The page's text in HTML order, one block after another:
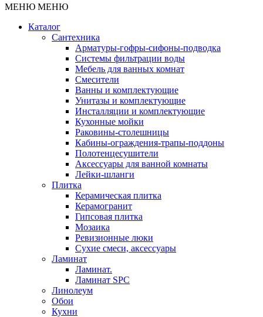
МЕНЮ МЕНЮ
Каталог
Сантехника
Арматуры-гофры-сифоны-подводка
Системы фильтрации воды
Мебель для ванных комнат
Смесители
Ванны и комплектующие
Унитазы и комплектующие
Инсталляции и комплектующие
Кухонные мойки
Раковины-столешницы
Кабины-ограждения-трапы-поддоны
Полотенцесушители
Аксессуары для ванной комнаты
Лейки-шланги
Плитка
Керамическая плитка
Керамогранит
Гипсовая плитка
Мозаика
Ревизионные люки
Сухие смеси, аксессуары
Ламинат
Ламинат.
Ламинат SPC
Линолеум
Обои
Кухни